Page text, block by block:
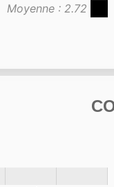
Moyenne : 2.72